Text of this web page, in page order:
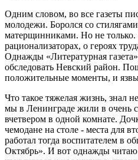
Одним словом, во все газеты
молодежи. Боролся со
матерщинниками. Но не только.
рационализаторах, о героях
Однажды «Литературная
обследовать Невский район.
положительные моменты, и
Что такое тяжелая жизнь, знал
мы в Ленинграде жили в очень
вчетвером в одной комнате.
чемодане на столе - места для
работал тогда воспитателем в
Октябрь». И вот однажды